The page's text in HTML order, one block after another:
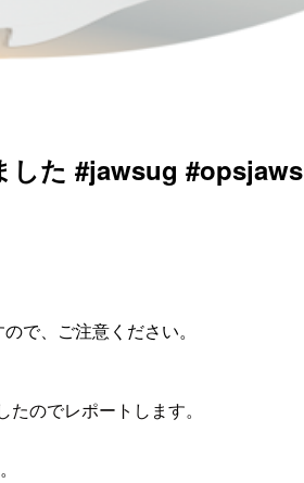
した #jawsug #opsjaws
で、ご注意ください。
たのでレポートします。